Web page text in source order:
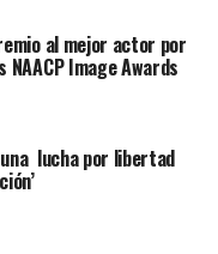
al mejor actor por
NAACP Image Awards
lucha por libertad